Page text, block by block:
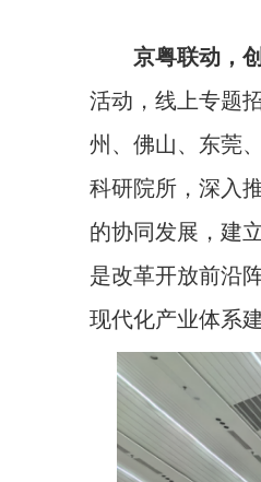
京粤联动，
活动，线上专题
州、佛山、东莞
科研院所，深入
的协同发展，建
是改革开放前沿
现代化产业体系建